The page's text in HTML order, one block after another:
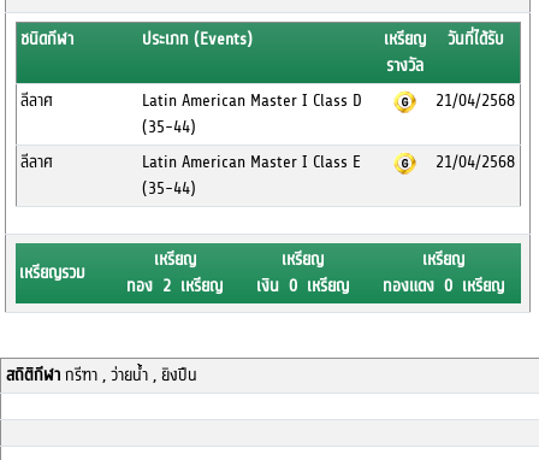
ชนิดกีฬา ประเภท (Events)
เหรียญ
รางวัล
วันที่ได้รับ
ลีลาศ
Latin American Master I Class D
(35-44)
21/04/2568
ลีลาศ
Latin American Master I Class E
(35-44)
21/04/2568
เหรียญรวม
เหรียญ
ทอง 2 เหรียญ
เหรียญ
เงิน 0 เหรียญ
เหรียญ
ทองแดง 0 เหรียญ
สถิติกีฬากรีฑา , ว่ายน้ำ , ยิงปืน